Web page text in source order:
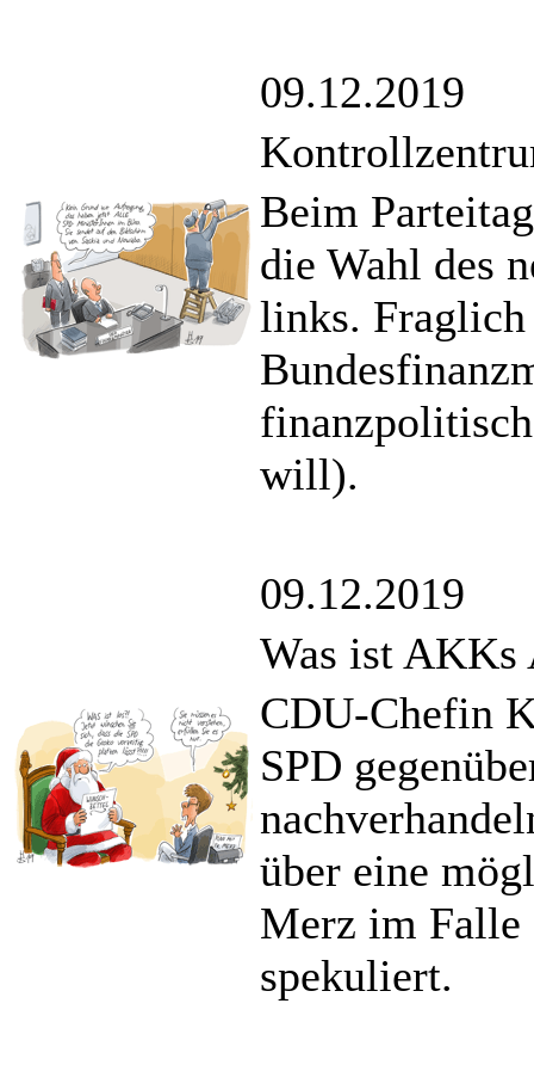
09.12.2019
Beim
die Wahl des
links.
will).
09.12.2019
Was ist AKKs
CDU-Chefin
SPD
über eine
Merz im Falle
spekuliert.